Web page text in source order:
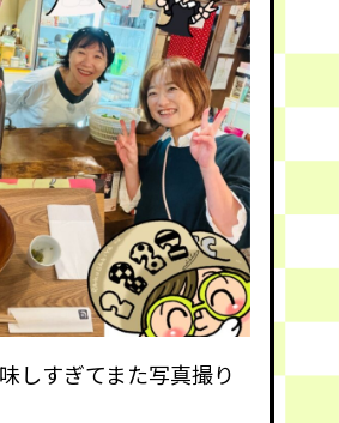
しすぎてまた写真撮り